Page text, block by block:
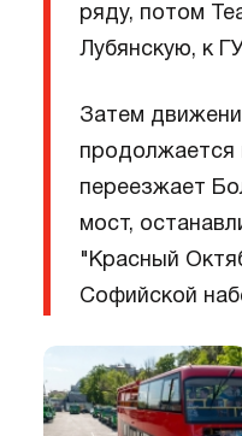
ряду, потом
Лубянскую, к
Затем
продолжается
переезжает
мост,
"Красный
Софийской